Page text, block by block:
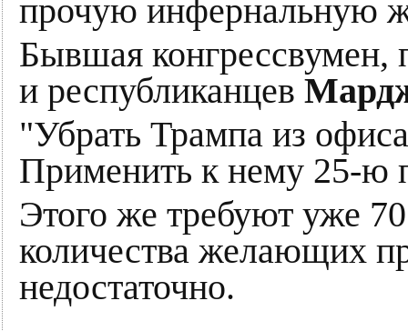
прочую инфернальную
Бывшая
и республиканцев
"Убрать Трампа из
Применить к нему 25-ю
Этого же требуют уже
количества желающих
недостаточно.